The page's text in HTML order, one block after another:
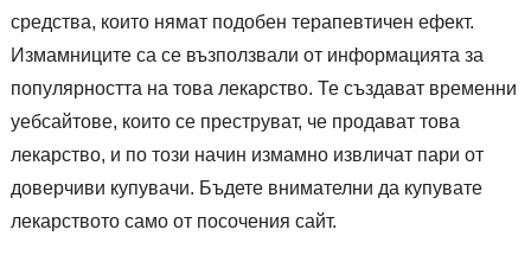
средства, които нямат подобен терапевтичен ефект.
Измамниците са се възползвали от информацията за
популярността на това лекарство. Те създават временни
уебсайтове, които се преструват, че продават това
лекарство, и по този начин измамно извличат пари от
доверчиви купувачи. Бъдете внимателни да купувате
лекарството само от посочения сайт.